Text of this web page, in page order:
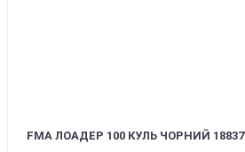
FMA ЛОАДЕР 100 КУЛЬ ЧОРНИЙ 18837